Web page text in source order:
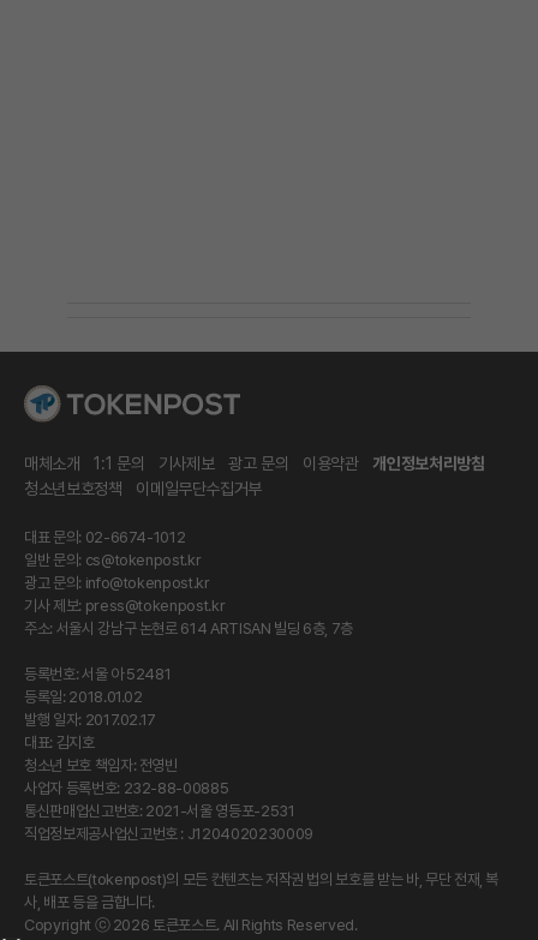
매체소개 1:1 문의 기사제보 광고 문의 이용약관
개인정보처리방침
청소년보호정책
이메일무단수집거부
대표 문의: 02-6674-1012
일반 문의: cs@tokenpost.kr
광고 문의: info@tokenpost.kr
기사 제보: press@tokenpost.kr
주소: 서울시 강남구 논현로 614 ARTISAN 빌딩 6층, 7층
등록번호: 서울 아 52481
등록일: 2018.01.02
발행 일자: 2017.02.17
대표: 김지호
청소년 보호 책임자: 전영빈
사업자 등록번호: 232-88-00885
통신판매업신고번호: 2021-서울 영등포-2531
직업정보제공사업신고번호 : J1204020230009
토큰포스트(tokenpost)의 모든 컨텐츠는 저작권 법의 보호를 받는 바, 무단 전재, 복
사, 배포 등을 금합니다.
Copyright ⓒ 2026 토큰포스트. All Rights Reserved.